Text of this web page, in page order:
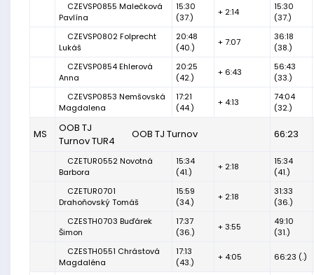
CZEVSP0855 Malečková
Pavlína
15:30
(37.)
+ 2:14
15:30
(37.)
CZEVSP0802 Folprecht
Lukáš
20:48
(40.)
+ 7:07
36:18
(38.)
CZEVSP0854 Ehlerová
Anna
20:25
(42.)
+ 6:43
56:43
(33.)
CZEVSP0853 Nemšovská
Magdalena
17:21
(44.)
+ 4:13
74:04
(32.)
MS
OOB TJ
Turnov TUR4
OOB TJ Turnov 66:23
CZETUR0552 Novotná
Barbora
15:34
(41.)
+ 2:18
15:34
(41.)
CZETUR0701
Drahoňovský Tomáš
15:59
(34.)
+ 2:18
31:33
(36.)
CZESTH0703 Buďárek
Šimon
17:37
(36.)
+ 3:55
49:10
(31.)
CZESTH0551 Chrástová
Magdaléna
17:13
(43.)
+ 4:05 66:23 (.)